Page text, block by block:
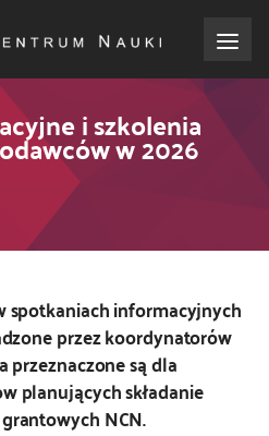
i szkolenia
w 2026
spotkaniach informacyjnych
przez koordynatorów
przeznaczone są dla
planujących składanie
NCN.